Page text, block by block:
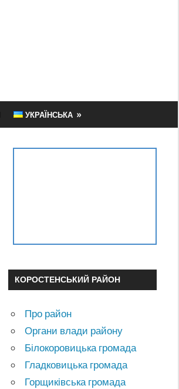
УКРАЇНСЬКА
КОРОСТЕНСЬКИЙ РАЙОН
Про район
Органи влади району
Білокоровицька громада
Гладковицька громада
Горщиківська громада